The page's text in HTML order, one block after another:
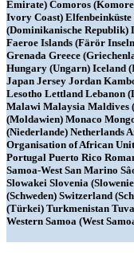
Emirate) Comoros
Ivory Coast)
(Dominikanische
Faeroe Islands (Färör
Grenada Greece
Hungary (Ungarn) Iceland
Japan Jersey Jordan
Lesotho Lettland Lebanon
Malawi Malaysia Maldives
(Moldawien) Monaco
(Niederlande) Netherlands
Organisation of African
Portugal Puerto Rico
Samoa-West San Marino
Slowakei Slovenia
(Schweden) Switzerland
(Türkei) Turkmenistan
Western Samoa (West